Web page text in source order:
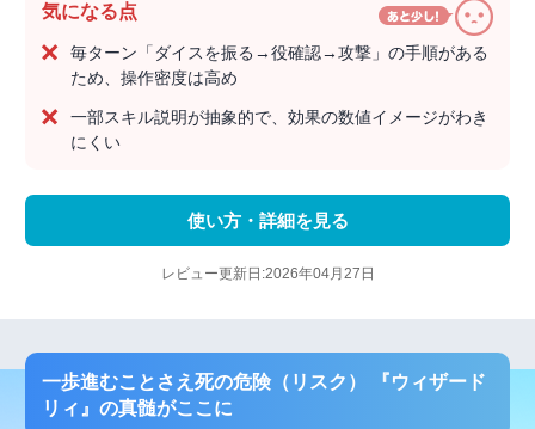
気になる点
毎ターン「ダイスを振る→役確認→攻撃」の手順がある
ため、操作密度は高め
一部スキル説明が抽象的で、効果の数値イメージがわき
にくい
使い方・詳細を見る
レビュー更新日:2026年04月27日
一歩進むことさえ死の危険（リスク） 『ウィザード
リィ』の真髄がここに